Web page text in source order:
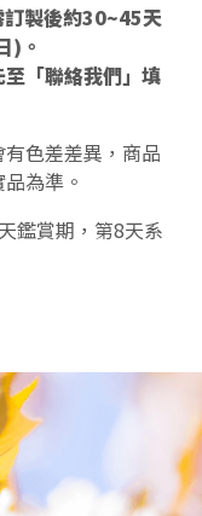
製後約30~45天
)。
「聯絡我們」填
色差差異，商品
為準。
鑑賞期，第8天系